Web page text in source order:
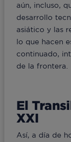
aún, incluso,
desarrollo
asiático y las
lo que hacen
continuado,
de la frontera.
El
XXI
Así, a día de